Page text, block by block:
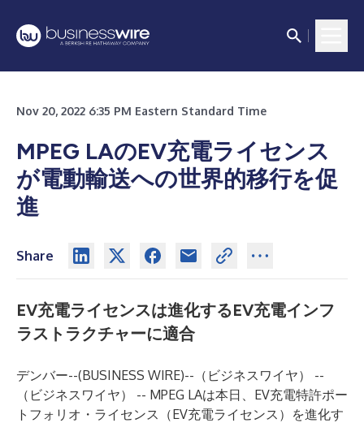
Nov 20, 2022 6:35 PM Eastern Standard Time
MPEG LAのEV充電ライセンス
が電動輸送への世界的移行を促
進
Share
EV充電ライセンスは進化するEV充電インフ
ラストラクチャーに適合
デンバー--(BUSINESS WIRE)-- （ビジネスワイヤ） --
（ビジネスワイヤ） -- MPEG LAは本日、EV充電特許ポー
トフォリオ・ライセンス（EV充電ライセンス）を進化す